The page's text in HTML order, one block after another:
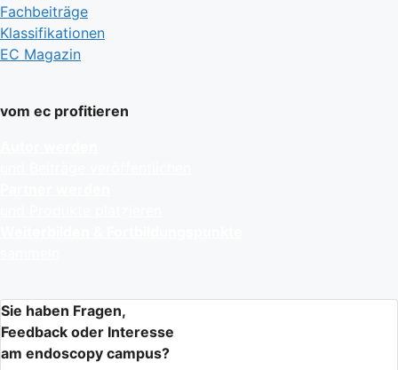
Fachbeiträge
Klassifikationen
EC Magazin
vom ec profitieren
Sie haben Fragen,
Feedback oder Interesse
am endoscopy campus?